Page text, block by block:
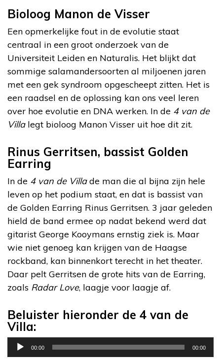
Bioloog Manon de Visser
Een opmerkelijke fout in de evolutie staat
centraal in een groot onderzoek van de
Universiteit Leiden en Naturalis. Het blijkt dat
sommige salamandersoorten al miljoenen jaren
met een gek syndroom opgescheept zitten. Het is
een raadsel en de oplossing kan ons veel leren
over hoe evolutie en DNA werken. In de 4 van de
Villalegt bioloog Manon Visser uit hoe dit zit.
Rinus Gerritsen, bassist Golden
Earring
In de 4 van de Villade man die al bijna zijn hele
leven op het podium staat, en dat is bassist van
de Golden Earring Rinus Gerritsen. 3 jaar geleden
hield de band ermee op nadat bekend werd dat
gitarist George Kooymans ernstig ziek is. Maar
wie niet genoeg kan krijgen van de Haagse
rockband, kan binnenkort terecht in het theater.
Daar pelt Gerritsen de grote hits van de Earring,
zoals Radar Love, laagje voor laagje af.
Beluister hieronder de 4 van de
Villa:
Audiospeler
00:00 00:00